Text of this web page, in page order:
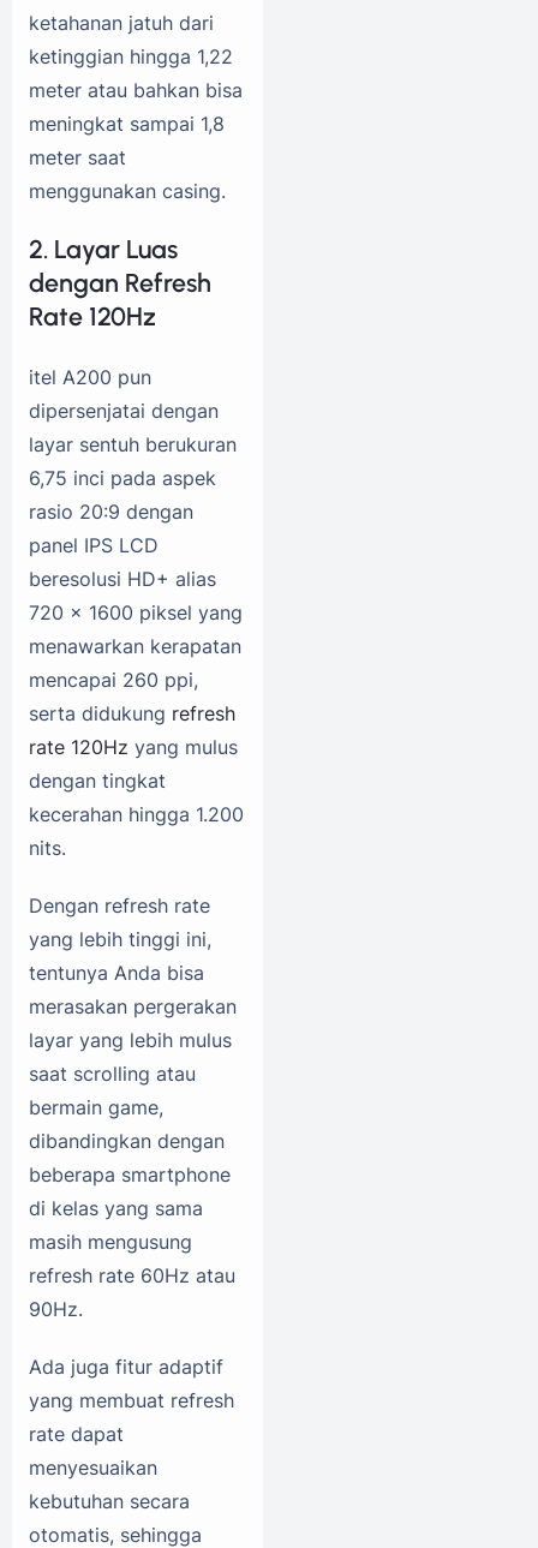
ketahanan jatuh dari
ketinggian hingga 1,22
meter atau bahkan bisa
meningkat sampai 1,8
meter saat
menggunakan casing.
2. Layar Luas
dengan Refresh
Rate 120Hz
itel A200 pun
dipersenjatai dengan
layar sentuh berukuran
6,75 inci pada aspek
rasio 20:9 dengan
panel IPS LCD
beresolusi HD+ alias
720 x 1600 piksel yang
menawarkan kerapatan
mencapai 260 ppi,
serta didukung refresh
rate 120Hz yang mulus
dengan tingkat
kecerahan hingga 1.200
nits.
Dengan refresh rate
yang lebih tinggi ini,
tentunya Anda bisa
merasakan pergerakan
layar yang lebih mulus
saat scrolling atau
bermain game,
dibandingkan dengan
beberapa smartphone
di kelas yang sama
masih mengusung
refresh rate 60Hz atau
90Hz.
Ada juga fitur adaptif
yang membuat refresh
rate dapat
menyesuaikan
kebutuhan secara
otomatis, sehingga